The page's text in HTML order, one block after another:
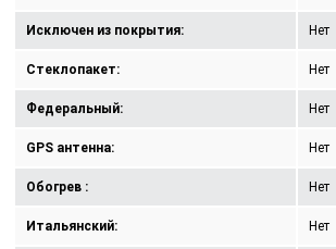
Исключен из покрытия: Нет
Стеклопакет: Нет
Федеральный: Нет
GPS антенна: Нет
Обогрев : Нет
Итальянский: Нет